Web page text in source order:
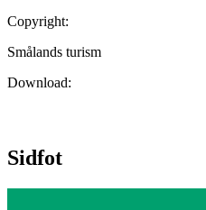
Copyright:
Smålands turism
Download:
Sidfot